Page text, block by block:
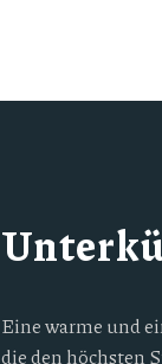
Eine warme und
die den höchsten